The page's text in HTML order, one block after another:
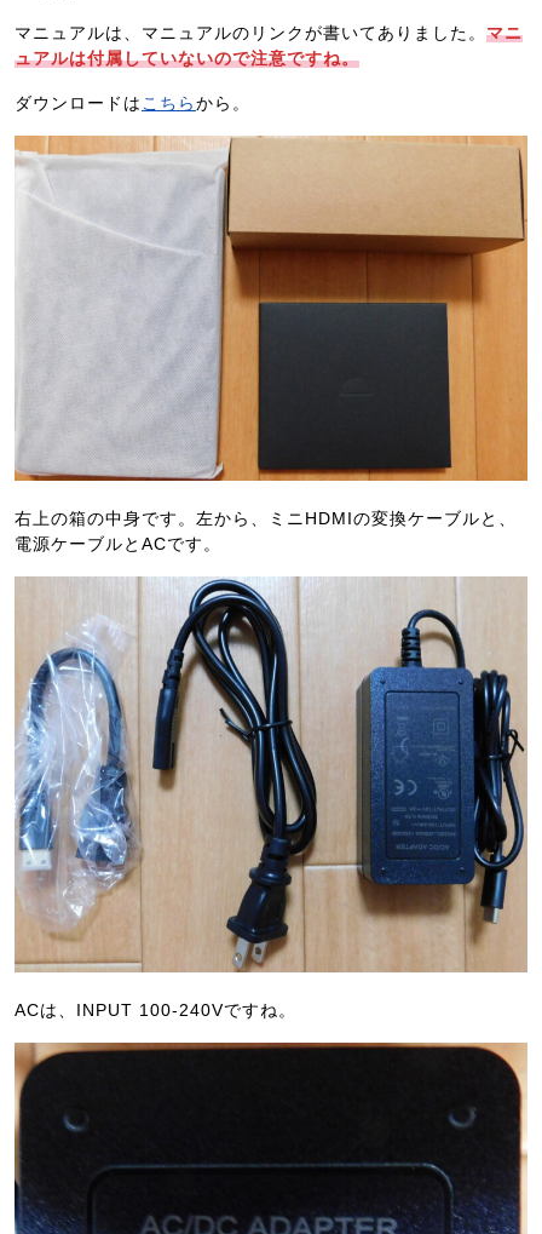
マニュアルは、マニュアルのリンクが書いてありました。 マニ
ュアルは付属していないので注意ですね。
ダウンロードは こちらから。
右上の箱の中身です。左から、ミニHDMIの変換ケーブルと、
電源ケーブルとACです。
ACは、INPUT 100-240Vですね。